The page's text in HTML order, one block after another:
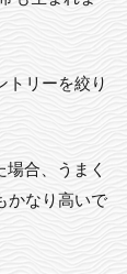
トリーを絞り
合、うまく
かなり高いで